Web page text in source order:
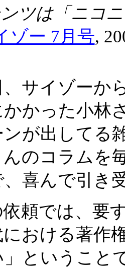
ツは「ニコ
ゾー 7月号,
サイゾーか
かかった小林
ンが出してる
んのコラムを
、喜んで引き
頼では、要
における著作
」ということ